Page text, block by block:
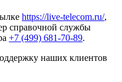
https://live-telecom.ru/,
справочной службы
+7 (499) 681-70-89.
наших клиентов